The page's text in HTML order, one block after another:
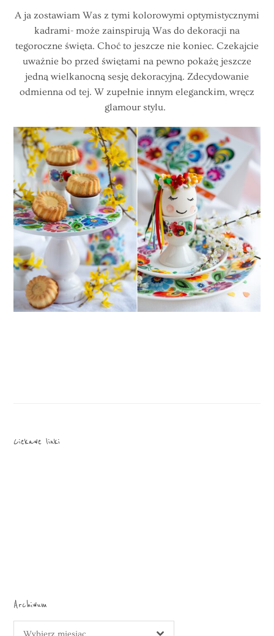
A ja zostawiam Was z tymi kolorowymi optymistycznymi
kadrami- może zainspirują Was do dekoracji na
tegoroczne święta. Choć to jeszcze nie koniec. Czekajcie
uważnie bo przed świętami na pewno pokażę jeszcze
jedną wielkanocną sesję dekoracyjną. Zdecydowanie
odmienna od tej. W zupełnie innym eleganckim, wręcz
glamour stylu.
Ciekawe linki
Archiwum